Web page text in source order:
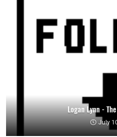
Logan Lynn -
July